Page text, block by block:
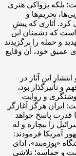
بلکه پژواکی هنری
تحریم‌ها و
کرد. آثاری که پیشِ
است که دشمنان این
و حمله را برگزیدند
عمیق خود، آن وقایع
این آثار در
و تأثیرگذار بود،
و روایت
ایران هرگز آغازگر
قدرت پاسخ خواهد
را بیچاره و له
آمریکا فرمودند:
«پوزه‌بند»، ادای
و حماسه؛ تلاشی